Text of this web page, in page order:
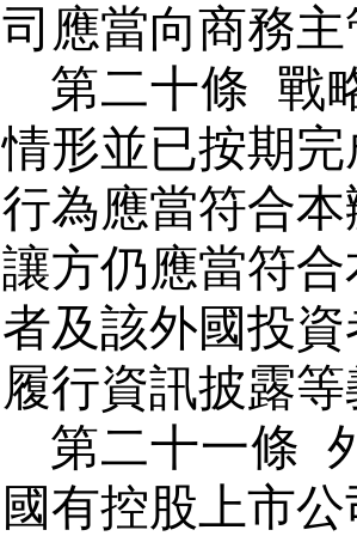
司應當向商務
第二十條 戰
情形並已按期
行為應當符合
讓方仍應當符
者及該外國投
履行資訊披露
第二十一條
國有控股上市